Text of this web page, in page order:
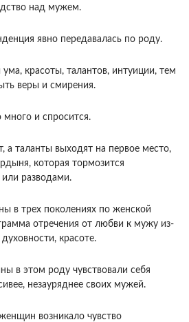
над мужем.
явно передавалась по роду.
красоты, талантов, интуиции, тем
веры и смирения.
много и спросится.
а таланты выходят на первое место,
которая тормозится
разводами.
в трех поколениях по женской
отречения от любви к мужу из-
красоте.
в этом роду чувствовали себя
незауряднее своих мужей.
возникало чувство